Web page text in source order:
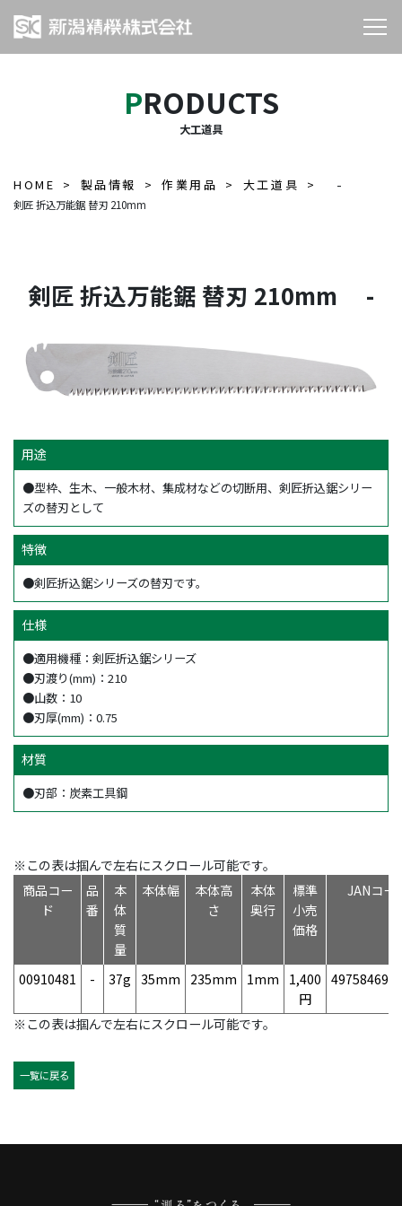
PRODUCTS
大工道具
HOME 製品情報 作業用品 大工道具
剣匠 折込万能鋸 替刃 210mm
-
剣匠 折込万能鋸 替刃 210mm -
用途
●型枠、生木、一般木材、集成材などの切断用、剣匠折込鋸シリー
ズの替刃として
特徴
●剣匠折込鋸シリーズの替刃です。
仕様
●適用機種：剣匠折込鋸シリーズ
●刃渡り(mm)：210
●山数：10
●刃厚(mm)：0.75
材質
●刃部：炭素工具鋼
※この表は掴んで左右にスクロール可能です。
商品コー
ド
品
番
本
体
質
量
本体幅
本体高
さ
本体
奥行
標準
小売
価格
JANコー
00910481 - 37g 35mm 235mm 1mm
1,400
円
※この表は掴んで左右にスクロール可能です。
一覧に戻る